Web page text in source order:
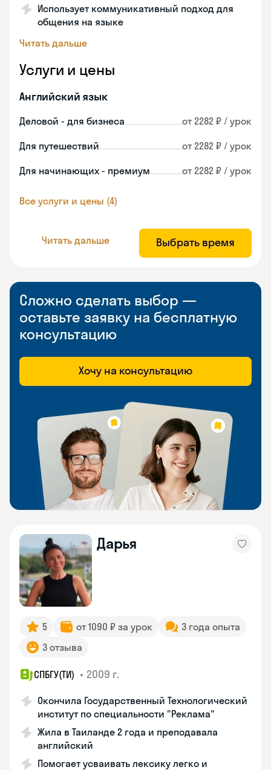
Использует коммуникативный подход для
общения на языке
Читать дальше
Услуги и цены
Английский язык
Деловой - для бизнеса от 2282 ₽ / урок
Для путешествий от 2282 ₽ / урок
Для начинающих - премиум от 2282 ₽ / урок
Все услуги и цены (4)
Читать дальше Выбрать время
Сложно сделать выбор —
оставьте заявку на бесплатную
консультацию
Хочу на консультацию
Дарья
5 от 1090 ₽ за урок
3 года опыта
3 отзыва
СПБГУ(ТИ) • 2009 г.
Окончила Государственный Технологический
институт по специальности "Реклама"
Жила в Таиланде 2 года и преподавала
английский
Помогает усваивать лексику легко и